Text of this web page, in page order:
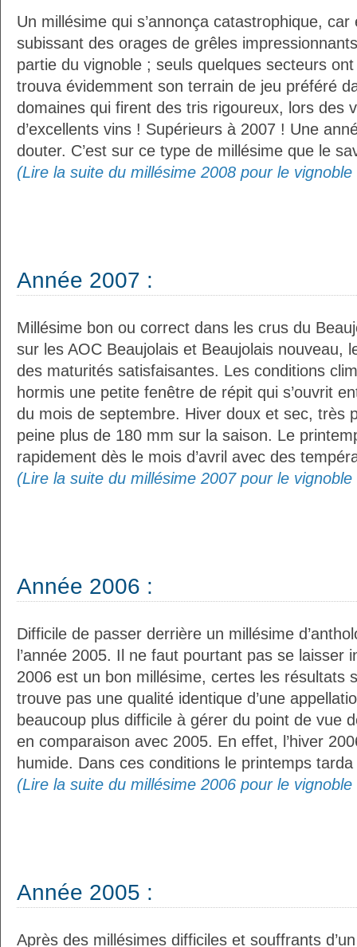
Un millésime qui s’annonça catastrophique,
subissant des orages de grêles
partie du vignoble ; seuls quelques secteurs
trouva évidemment son terrain de jeu préféré
domaines qui firent des tris rigoureux, lors des
d’excellents vins ! Supérieurs à 2007 ! Une
douter. C’est sur ce type de millésime que le
(Lire la suite du millésime 2008 pour le
Année 2007 :
Millésime bon ou correct dans les crus du
sur les AOC Beaujolais et Beaujolais nouveau,
des maturités satisfaisantes. Les conditions
hormis une petite fenêtre de répit qui s’ouvrit
du mois de septembre. Hiver doux et sec, très
peine plus de 180 mm sur la saison. Le
rapidement dès le mois d’avril avec des
(Lire la suite du millésime 2007 pour le
Année 2006 :
Difficile de passer derrière un millésime
l’année 2005. Il ne faut pourtant pas se laisser
2006 est un bon millésime, certes les résultats
trouve pas une qualité identique d’une
beaucoup plus difficile à gérer du point de vue
en comparaison avec 2005. En effet, l’hiver
humide. Dans ces conditions le printemps
(Lire la suite du millésime 2006 pour le
Année 2005 :
Après des millésimes difficiles et souffrants